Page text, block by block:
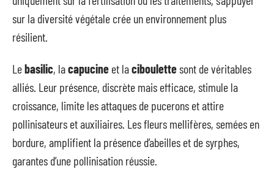
sur la diversité végétale crée un environnement plus
résilient.
Lebasilic, lacapucine et laciboulettesont de véritables
alliés. Leur présence, discrète mais efficace, stimule la
croissance, limite les attaques de pucerons et attire
pollinisateurs et auxiliaires. Les fleurs mellifères, semées en
bordure, amplifient la présence d’abeilles et de syrphes,
garantes d’une pollinisation réussie.